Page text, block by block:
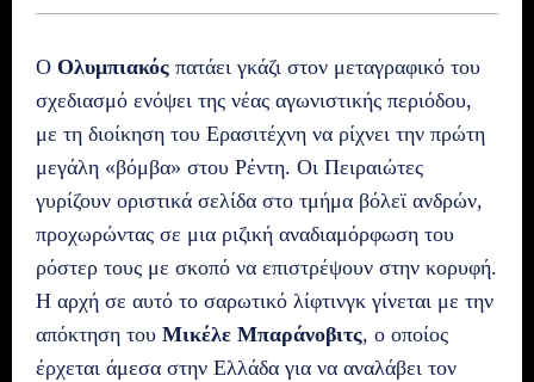
Ο Ολυμπιακός πατάει γκάζι στον μεταγραφικό του
σχεδιασμό ενόψει της νέας αγωνιστικής περιόδου,
με τη διοίκηση του Ερασιτέχνη να ρίχνει την πρώτη
μεγάλη «βόμβα» στου Ρέντη. Οι Πειραιώτες
γυρίζουν οριστικά σελίδα στο τμήμα βόλεϊ ανδρών,
προχωρώντας σε μια ριζική αναδιαμόρφωση του
ρόστερ τους με σκοπό να επιστρέψουν στην κορυφή.
Η αρχή σε αυτό το σαρωτικό λίφτινγκ γίνεται με την
απόκτηση του Μικέλε Μπαράνοβιτς, ο οποίος
έρχεται άμεσα στην Ελλάδα για να αναλάβει τον